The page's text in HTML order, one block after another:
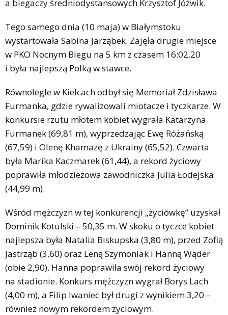
a biegaczy średniodystansowych Krzysztof Jóźwik.
Tego samego dnia (10 maja) w Białymstoku
wystartowała Sabina Jarząbek. Zajęła drugie miejsce
w PKO Nocnym Biegu na 5 km z czasem 16:02.20
i była najlepszą Polką w stawce.
Równolegle w Kielcach odbył się Memoriał Zdzisława
Furmanka, gdzie rywalizowali miotacze i tyczkarze. W
konkursie rzutu młotem kobiet wygrała Katarzyna
Furmanek (69,81 m), wyprzedzając Ewę Różańską
(67,59) i Olenę Khamazę z Ukrainy (65,52). Czwarta
była Marika Kaczmarek (61,44), a rekord życiowy
poprawiła młodzieżowa zawodniczka Julia Łodejska
(44,99 m).
Wśród mężczyzn w tej konkurencji „życiówkę” uzyskał
Dominik Kotulski – 50,35 m. W skoku o tyczce kobiet
najlepsza była Natalia Biskupska (3,80 m), przed Zofią
Jastrząb (3,60) oraz Leną Szymoniak i Hanną Wąder
(obie 2,90). Hanna poprawiła swój rekord życiowy
na stadionie. Konkurs mężczyzn wygrał Borys Lach
(4,00 m), a Filip Iwaniec był drugi z wynikiem 3,20 –
również nowym rekordem życiowym.